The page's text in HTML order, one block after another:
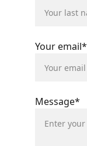
Your email*
Message*